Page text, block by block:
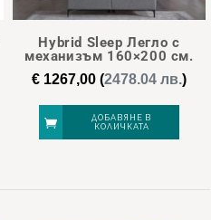
Hybrid Sleep Легло с
механизъм 160×200 см.
€1267,00(2478.04 лв.)
ДОБАВЯНЕ В
КОЛИЧКАТА